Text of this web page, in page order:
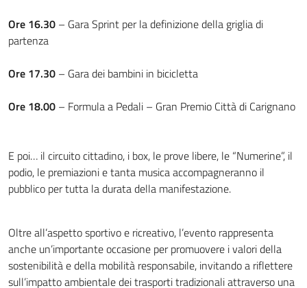
Ore 16.30 – Gara Sprint per la definizione della griglia di
partenza
Ore 17.30 – Gara dei bambini in bicicletta
Ore 18.00 – Formula a Pedali – Gran Premio Città di Carignano
E poi… il circuito cittadino, i box, le prove libere, le “Numerine”, il
podio, le premiazioni e tanta musica accompagneranno il
pubblico per tutta la durata della manifestazione.
Oltre all’aspetto sportivo e ricreativo, l’evento rappresenta
anche un’importante occasione per promuovere i valori della
sostenibilità e della mobilità responsabile, invitando a riflettere
sull’impatto ambientale dei trasporti tradizionali attraverso una